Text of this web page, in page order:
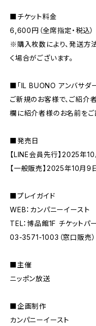
■チケット料金
6,600円（全席指定・税込）
※購入枚数により、発送方
く場合がございます。
■「IL BUONO アンバサダ
ご新規のお客様で、ご紹介
欄に紹介者様のお名前をご
■発売日
【LINE会員先行】2025年
【一般販売】2025年10月9
■プレイガイド
WEB：カンパニーイースト
TEL：博品館1F チケットパ
03-3571-1003（窓口販売）
■主催
ニッポン放送
■企画制作
カンパニーイースト